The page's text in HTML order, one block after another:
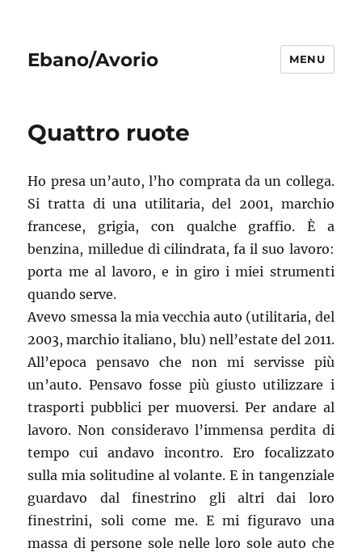
Ebano/Avorio MENU
Quattro ruote
Ho presa un’auto, l’ho comprata da un collega.
Si tratta di una utilitaria, del 2001, marchio
francese, grigia, con qualche graffio. È a
benzina, milledue di cilindrata, fa il suo lavoro:
porta me al lavoro, e in giro i miei strumenti
quando serve.
Avevo smessa la mia vecchia auto (utilitaria, del
2003, marchio italiano, blu) nell’estate del 2011.
All’epoca pensavo che non mi servisse più
un’auto. Pensavo fosse più giusto utilizzare i
trasporti pubblici per muoversi. Per andare al
lavoro. Non consideravo l’immensa perdita di
tempo cui andavo incontro. Ero focalizzato
sulla mia solitudine al volante. E in tangenziale
guardavo dal finestrino gli altri dai loro
finestrini, soli come me. E mi figuravo una
massa di persone sole nelle loro sole auto che